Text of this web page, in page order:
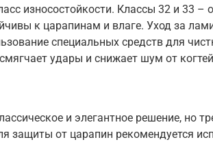
износостойкости. Классы 32 и 33 –
к царапинам и влаге. Уход за
специальных средств для
удары и снижает шум от
и элегантное решение, но
защиты от царапин рекомендуется